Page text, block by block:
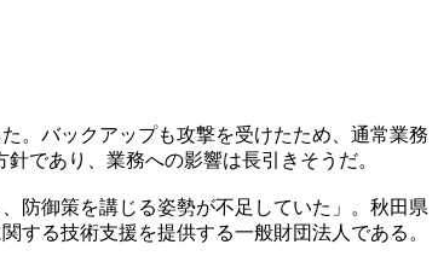
。バックアップも攻撃を受けたため、通常業務
であり、業務への影響は長引きそうだ。
防御策を講じる姿勢が不足していた」。秋田県
する技術支援を提供する一般財団法人である。